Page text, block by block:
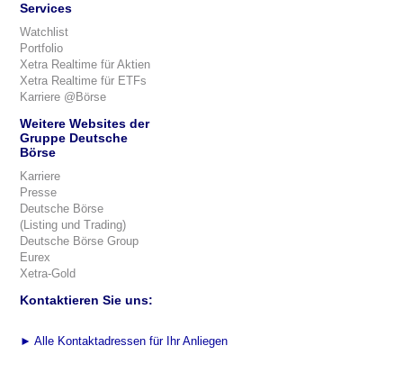
Services
Watchlist
Portfolio
Xetra Realtime für Aktien
Xetra Realtime für ETFs
Karriere @Börse
Weitere Websites der
Gruppe Deutsche
Börse
Karriere
Presse
Deutsche Börse
(Listing und Trading)
Deutsche Börse Group
Eurex
Xetra-Gold
Kontaktieren Sie uns:
► Alle Kontaktadressen für Ihr Anliegen